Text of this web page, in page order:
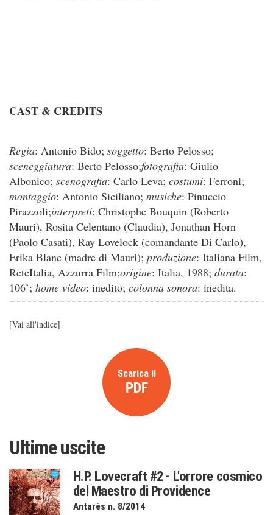
CAST & CREDITS
Regia: Antonio Bido; soggetto: Berto Pelosso;
sceneggiatura: Berto Pelosso;fotografia: Giulio
Albonico; scenografia: Carlo Leva; costumi: Ferroni;
montaggio: Antonio Siciliano; musiche: Pinuccio
Pirazzoli;interpreti: Christophe Bouquin (Roberto
Mauri), Rosita Celentano (Claudia), Jonathan Horn
(Paolo Casati), Ray Lovelock (comandante Di Carlo),
Erika Blanc (madre di Mauri); produzione: Italiana Film,
ReteItalia, Azzurra Film;origine: Italia, 1988; durata:
106’; home video: inedito; colonna sonora: inedita.
[Vai all'indice]
Scarica il
PDF
Ultime uscite
H.P. Lovecraft #2 - L'orrore cosmico
del Maestro di Providence
Antarès n. 8/2014